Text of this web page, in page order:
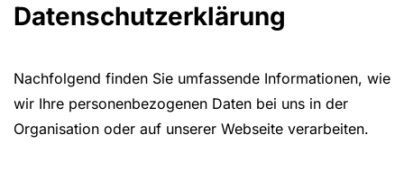
Datenschutzerklärung
Nachfolgend finden Sie umfassende Informationen, wie
wir Ihre personenbezogenen Daten bei uns in der
Organisation oder auf unserer Webseite verarbeiten.